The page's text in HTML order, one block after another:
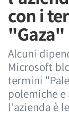
con i
"Gaza"
Alcuni
Microsoft
termini
polemiche e
l'azienda è